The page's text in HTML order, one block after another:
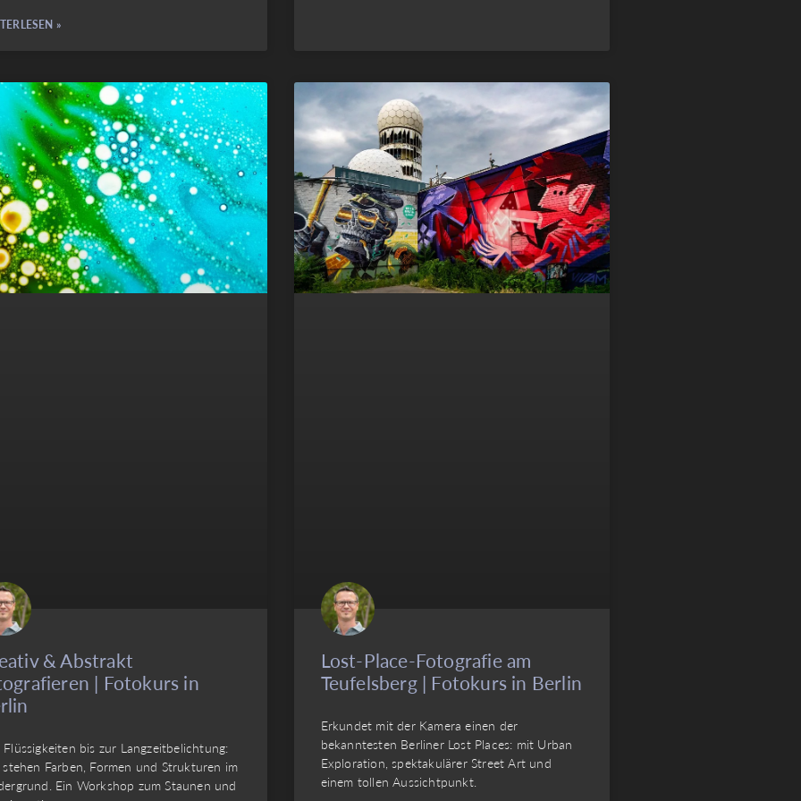
»
& Abstrakt
| Fotokurs in
Flüssigkeiten bis zur Langzeitbelichtung:
Farben, Formen und Strukturen im
Ein Workshop zum Staunen und
Lost-Place-Fotografie am
Teufelsberg | Fotokurs in Berlin
Erkundet mit der Kamera einen der
bekanntesten Berliner Lost Places: mit Urban
Exploration, spektakulärer Street Art und
einem tollen Aussichtpunkt.